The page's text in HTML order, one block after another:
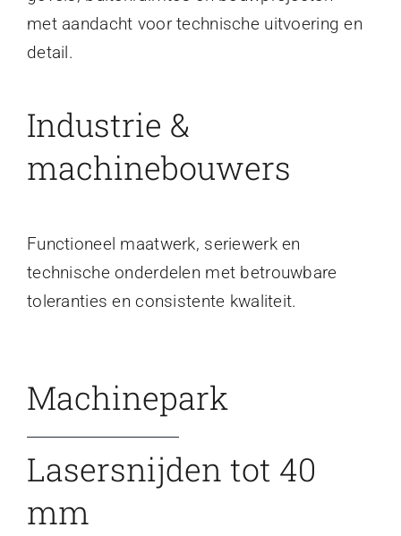
met aandacht voor technische uitvoering en
detail.
Industrie &
machinebouwers
Functioneel maatwerk, seriewerk en
technische onderdelen met betrouwbare
toleranties en consistente kwaliteit.
Machinepark
Lasersnijden tot 40
mm